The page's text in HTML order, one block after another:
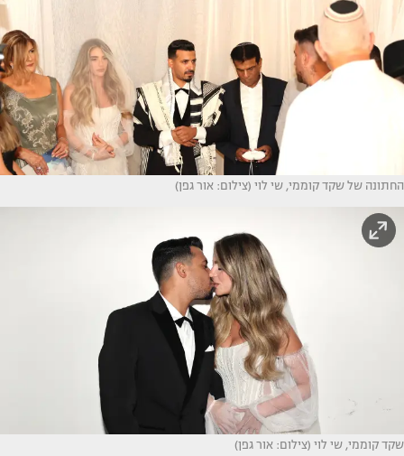
החתונה של שקד קוממי, שי לוי (צילום: אור גפן)
שקד קוממי, שי לוי (צילום: אור גפן)